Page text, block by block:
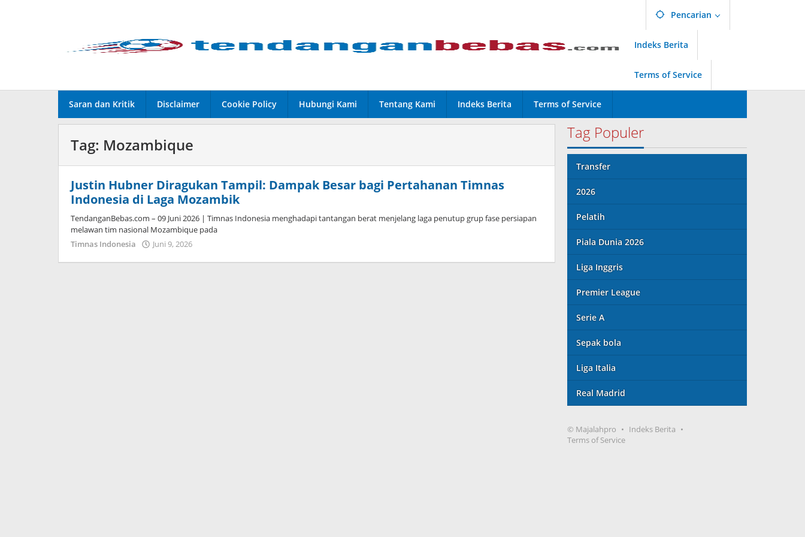
Pencarian
Indeks Berita
Terms of Service
Saran dan Kritik Disclaimer Cookie Policy Hubungi Kami Tentang Kami Indeks Berita Terms of Service
Tag: Mozambique
Justin Hubner Diragukan Tampil: Dampak Besar bagi Pertahanan Timnas
Indonesia di Laga Mozambik
TendanganBebas.com – 09 Juni 2026 | Timnas Indonesia menghadapi tantangan berat menjelang laga penutup grup fase persiapan
melawan tim nasional Mozambique pada
Timnas Indonesia
Juni 9, 2026
Tag Populer
Transfer
2026
Pelatih
Piala Dunia 2026
Liga Inggris
Premier League
Serie A
Sepak bola
Liga Italia
Real Madrid
© Majalahpro
Indeks Berita
Terms of Service